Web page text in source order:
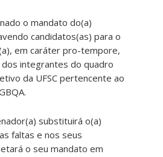
o mandato do(a)
candidatos(as) para o
em caráter pro-tempore,
integrantes do quadro
da UFSC pertencente ao
substituirá o(a)
faltas e nos seus
o seu mandato em